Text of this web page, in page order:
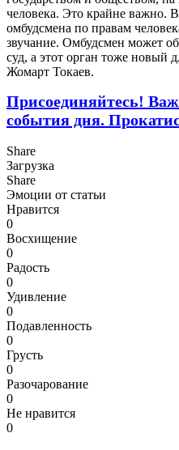
человека. Это крайне важно.
омбудсмена по правам
звучание. Омбудсмен может
суд, а этот орган тоже новый
Жомарт Токаев.
Присоединяйтесь!
события дня.
Share
Загрузка
Share
Эмоции от статьи
Нравится
0
Восхищение
0
Радость
0
Удивление
0
Подавленность
0
Грусть
0
Разочарование
0
Не нравится
0